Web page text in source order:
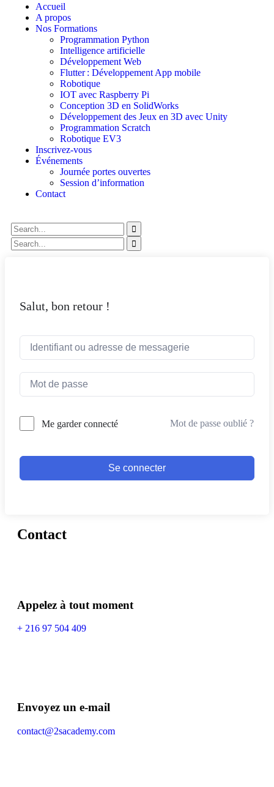
Accueil
A propos
Nos Formations
Programmation Python
Intelligence artificielle
Développement Web
Flutter : Développement App mobile
Robotique
IOT avec Raspberry Pi
Conception 3D en SolidWorks
Développement des Jeux en 3D avec Unity
Programmation Scratch
Robotique EV3
Inscrivez-vous
Événements
Journée portes ouvertes
Session d’information
Contact
Salut, bon retour !
Me garder connecté Mot de passe oublié ?
Se connecter
Contact
Appelez à tout moment
+ 216 97 504 409
Envoyez un e-mail
contact@2sacademy.com